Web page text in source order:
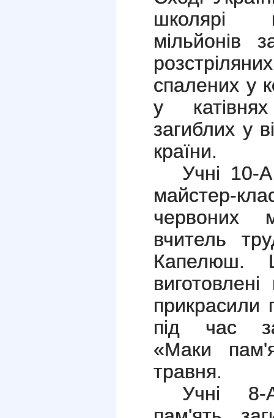
школярі
мільйонів
спалених у
у катівнях
загиблих у
країни.
Учні 10-
майстер-
червоних
вчитель
Капелюш.
прикрасили
під час
«Маки
травня.
Учні 8-